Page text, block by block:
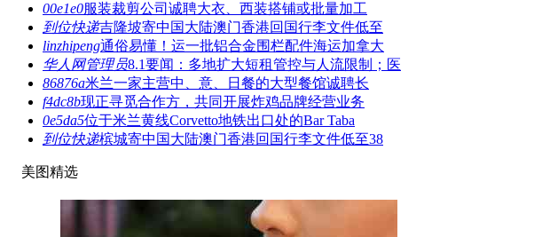
00e1e0服装裁剪公司诚聘大衣、西装搭铺或批量加工
到位快递吉隆坡寄中国大陆澳门香港回国行李文件低至
linzhipeng通俗易懂！运一批铝合金围栏配件海运加拿大
华人网管理员8.1要闻：多地扩大短租管控与人流限制；医
86876a米兰一家主营中、意、日餐的大型餐馆诚聘长
f4dc8b现正寻觅合作方，共同开展炸鸡品牌经营业务
0e5da5位于米兰黄线Corvetto地铁出口处的Bar Taba
到位快递槟城寄中国大陆澳门香港回国行李文件低至38
美图精选